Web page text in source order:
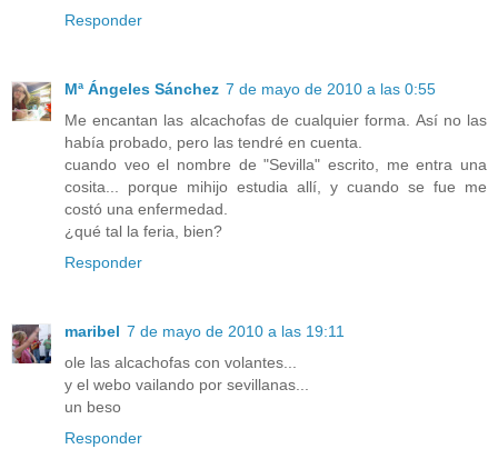
Responder
Mª Ángeles Sánchez 7 de mayo de 2010 a las 0:55
Me encantan las alcachofas de cualquier forma. Así no las
había probado, pero las tendré en cuenta.
cuando veo el nombre de "Sevilla" escrito, me entra una
cosita... porque mihijo estudia allí, y cuando se fue me
costó una enfermedad.
¿qué tal la feria, bien?
Responder
maribel 7 de mayo de 2010 a las 19:11
ole las alcachofas con volantes...
y el webo vailando por sevillanas...
un beso
Responder